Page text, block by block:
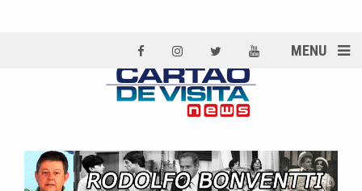
MENU